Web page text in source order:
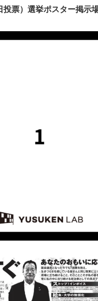
投票）選挙ポスター掲示